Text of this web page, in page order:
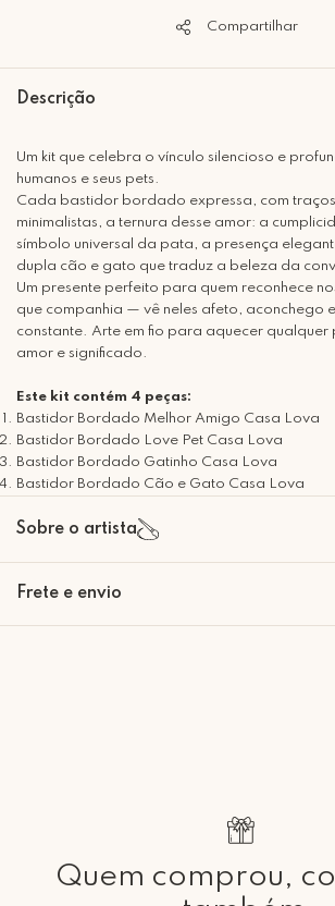
Compartilhar
Descrição
Um kit que celebra o vínculo silencioso e
humanos e seus pets.
Cada bastidor bordado expressa, com
minimalistas, a ternura desse amor: a
símbolo universal da pata, a presença
dupla cão e gato que traduz a beleza da
Um presente perfeito para quem reconhece
que companhia — vê neles afeto, aconchego
constante. Arte em fio para aquecer qualquer
amor e significado.
Este kit contém 4 peças:
Bastidor Bordado Melhor Amigo Casa Lova
Bastidor Bordado Love Pet Casa Lova
Bastidor Bordado Gatinho Casa Lova
Bastidor Bordado Cão e Gato Casa Lova
Sobre o artista
Frete e envio
Rua Regente Feijó, 1048 - Piracicaba
Quem comprou,